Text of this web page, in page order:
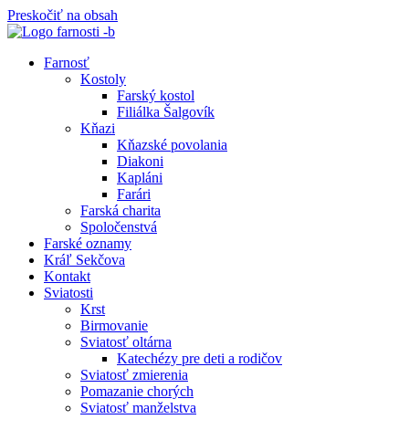
Preskočiť na obsah
Farnosť
Kostoly
Farský kostol
Filiálka Šalgovík
Kňazi
Kňazské povolania
Diakoni
Kapláni
Farári
Farská charita
Spoločenstvá
Farské oznamy
Kráľ Sekčova
Kontakt
Sviatosti
Krst
Birmovanie
Sviatosť oltárna
Katechézy pre deti a rodičov
Sviatosť zmierenia
Pomazanie chorých
Sviatosť manželstva